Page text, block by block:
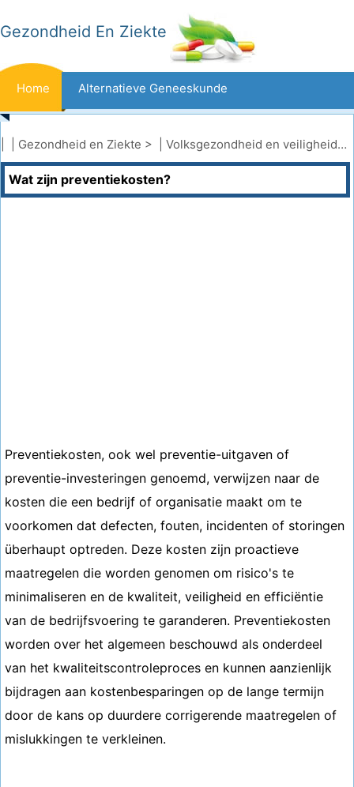
Gezondheid En Ziekte
Home Alternatieve Geneeskunde
Beten En Steken Kanker
Aandoeningen En Behandelingen
Gezondheid en Ziekte > | Volksgezondheid en veiligheid|
Wat zijn preventiekosten?
Preventiekosten, ook wel preventie-uitgaven of
preventie-investeringen genoemd, verwijzen naar de
kosten die een bedrijf of organisatie maakt om te
voorkomen dat defecten, fouten, incidenten of storingen
überhaupt optreden. Deze kosten zijn proactieve
maatregelen die worden genomen om risico's te
minimaliseren en de kwaliteit, veiligheid en efficiëntie
van de bedrijfsvoering te garanderen. Preventiekosten
worden over het algemeen beschouwd als onderdeel
van het kwaliteitscontroleproces en kunnen aanzienlijk
bijdragen aan kostenbesparingen op de lange termijn
door de kans op duurdere corrigerende maatregelen of
mislukkingen te verkleinen.